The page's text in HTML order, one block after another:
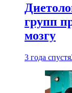
групп
мозгу
3 года спустя